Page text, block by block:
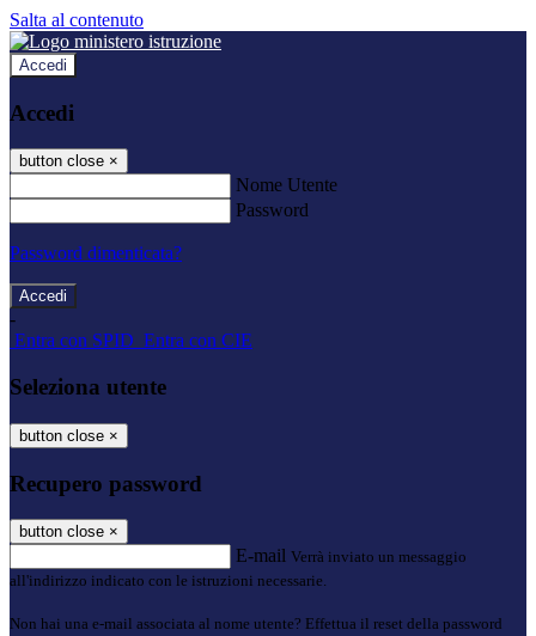
Salta al contenuto
Accedi
Accedi
button close ×
Nome Utente
Password
Password dimenticata?
-
Entra con SPID Entra con CIE
Seleziona utente
button close ×
Recupero password
button close ×
E-mail Verrà inviato un messaggio
all'indirizzo indicato con le istruzioni necessarie.
Non hai una e-mail associata al nome utente? Effettua il reset della password